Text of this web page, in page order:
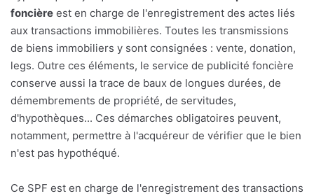
foncière est en charge de l'enregistrement des actes liés
aux transactions immobilières. Toutes les transmissions
de biens immobiliers y sont consignées : vente, donation,
legs. Outre ces éléments, le service de publicité foncière
conserve aussi la trace de baux de longues durées, de
démembrements de propriété, de servitudes,
d'hypothèques... Ces démarches obligatoires peuvent,
notamment, permettre à l'acquéreur de vérifier que le bien
n'est pas hypothéqué.
Ce SPF est en charge de l'enregistrement des transactions